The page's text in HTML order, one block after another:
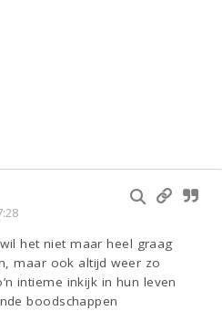
het niet maar heel graag
maar ook altijd weer zo
intieme inkijk in hun leven
boodschappen